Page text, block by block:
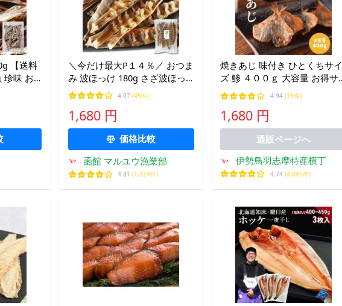
【送料
珍味 お
り
＼今だけ最大P１４％／ おつま
み 波ほっけ 180g さざ波ほっ
け 食べやすい ほっけ干し スラ
イス ホッケ 乾物
4.07 (45件)
1,680 円
価格比較
函館 マルユウ漁業部
4.81 (1,124件)
焼きあじ 味付き ひとくちサイ
ズ 鯵 ４００ｇ 大容量 お得サ
イズ 珍味 肴 チャック付袋入
4.94(16件)
1,680 円
通販ページへ
伊勢鳥羽志摩特産横丁
4.74(4,045件)